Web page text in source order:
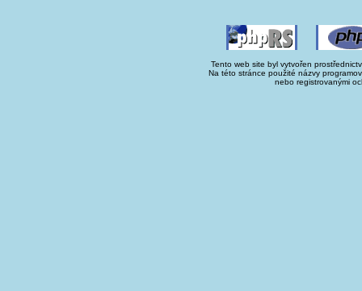
Tento web site byl vytvořen
Na této stránce použité názvy
nebo registrovanými